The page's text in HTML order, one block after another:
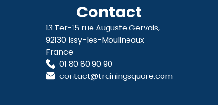
Contact
13 Ter-15 rue Auguste Gervais,
92130 Issy-les-Moulineaux
France
01 80 80 90 90
contact@trainingsquare.com